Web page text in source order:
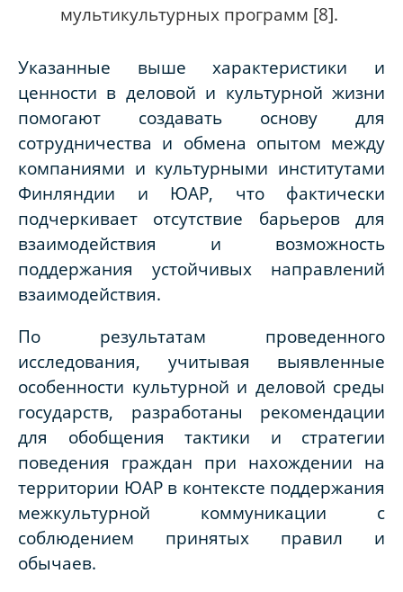
мультикультурных программ [8].
Указанные выше характеристики и
ценности в деловой и культурной жизни
помогают создавать основу для
сотрудничества и обмена опытом между
компаниями и культурными институтами
Финляндии и ЮАР, что фактически
подчеркивает отсутствие барьеров для
взаимодействия и возможность
поддержания устойчивых направлений
взаимодействия.
По результатам проведенного
исследования, учитывая выявленные
особенности культурной и деловой среды
государств, разработаны рекомендации
для обобщения тактики и стратегии
поведения граждан при нахождении на
территории ЮАР в контексте поддержания
межкультурной коммуникации с
соблюдением принятых правил и
обычаев.